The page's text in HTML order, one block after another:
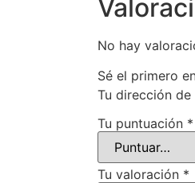
No hay
Sé el primero
Tu dirección
Tu puntuación *
Tu valoración *